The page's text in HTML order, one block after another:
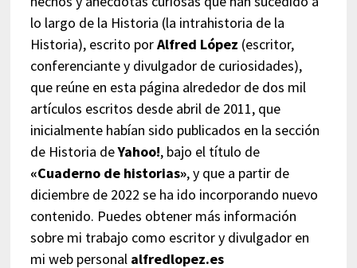
lo largo de la Historia (la intrahistoria de la
Historia), escrito porAlfred López (escritor,
conferenciante y divulgador de curiosidades),
que reúne en esta página alrededor de dos mil
artículos escritos desde abril de 2011, que
inicialmente habían sido publicados en la sección
de Historia deYahoo!, bajo el título de
«Cuaderno de historias», y que a partir de
diciembre de 2022 se ha ido incorporando nuevo
contenido. Puedes obtener más información
sobre mi trabajo como escritor y divulgador en
mi web personal alfredlopez.es